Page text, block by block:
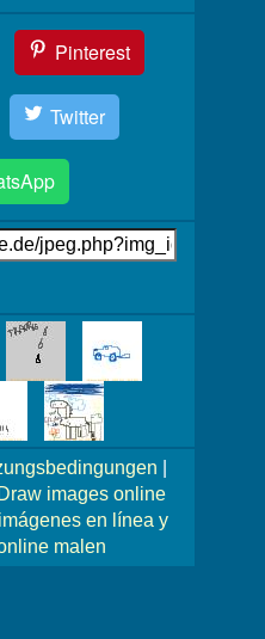
Pinterest
Twitter
Draw images online
en línea y
malen